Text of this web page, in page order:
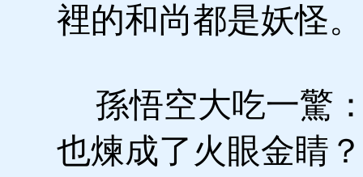
裡的和尚都是妖怪
孫悟空大吃一驚
也煉成了火眼金睛